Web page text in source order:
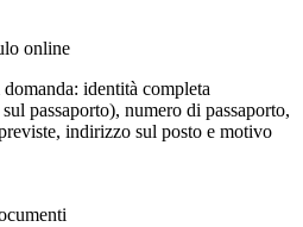
online
identità completa
passaporto), numero di passaporto,
indirizzo sul posto e motivo